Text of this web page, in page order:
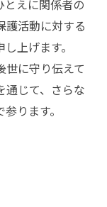
とえに関係者の
護活動に対する
上げます。
に守り伝えて
通じて、さらな
ります。